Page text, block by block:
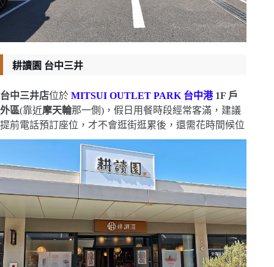
耕讀園 台中三井
台中三井店位於 MITSUI OUTLET PARK 台中港 1F 戶
外區(靠近摩天輪那一側)，假日用餐時段經常客滿，建議
提前電話預訂座位，才不會逛街逛累後，還需花時間候位